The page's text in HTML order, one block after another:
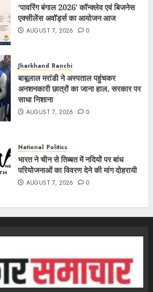
‘पावरिंग बंगाल 2026’ कॉन्क्लेव एवं बिजनेस
एक्सीलेंस अवॉर्ड्स का आयोजन आज
AUGUST 7, 2026 0
Jharkhand Ranchi
बाबूलाल मरांडी ने अस्पताल पहुंचकर
अनशनकारी छात्रों का जाना हाल, सरकार पर
साधा निशाना
AUGUST 7, 2026 0
National Politics
भारत ने चीन से तिब्बत में नदियों पर बांध
परियोजनाओं का विवरण देने की मांग दोहरायी
AUGUST 7, 2026 0